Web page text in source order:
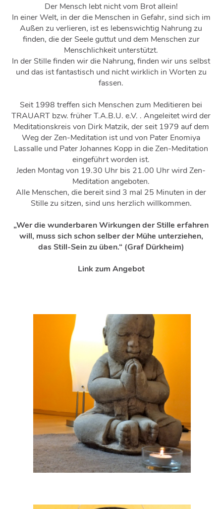
Der Mensch lebt nicht vom Brot allein!
In einer Welt, in der die Menschen in Gefahr, sind sich im
Außen zu verlieren, ist es lebenswichtig Nahrung zu
finden, die der Seele guttut und dem Menschen zur
Menschlichkeit unterstützt.
In der Stille finden wir die Nahrung, finden wir uns selbst
und das ist fantastisch und nicht wirklich in Worten zu
fassen.
Seit 1998 treffen sich Menschen zum Meditieren bei
TRAUART bzw. früher T.A.B.U. e.V. . Angeleitet wird der
Meditationskreis von Dirk Matzik, der seit 1979 auf dem
Weg der Zen-Meditation ist und von Pater Enomiya
Lassalle und Pater Johannes Kopp in die Zen-Meditation
eingeführt worden ist.
Jeden Montag von 19.30 Uhr bis 21.00 Uhr wird Zen-
Meditation angeboten.
Alle Menschen, die bereit sind 3 mal 25 Minuten in der
Stille zu sitzen, sind uns herzlich willkommen.
„Wer die wunderbaren Wirkungen der Stille erfahren
will, muss sich schon selber der Mühe unterziehen,
das Still-Sein zu üben.“ (Graf Dürkheim)
Link zum Angebot